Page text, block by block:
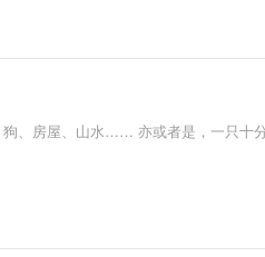
、房屋、山水…… 亦或者是，一只十